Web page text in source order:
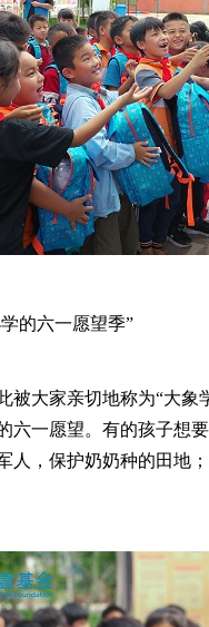
的六一愿望季”
被大家亲切地称为“大
六一愿望。有的孩子想
人，保护奶奶种的田地